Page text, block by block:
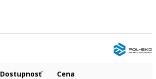
Dostupnosť Cena